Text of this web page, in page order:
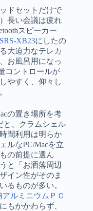
ドセットだけで
長い会議は疲れ
スピーカー
SRS-XB23にしたの
大迫力なテレカ
お風呂用になっ
コントロールが
やすく、仰々し
の置き場所を考
と、クラムシェル
間利用は明らか
ルなPC/Macを立
の前提に選ん
と「お洒落周辺
イン性がそのま
るものが多い。
ルミニウムＰＣ
もかかわらず、